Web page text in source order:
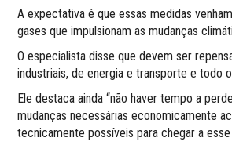
A expectativa é que essas medidas
gases que impulsionam as mudanças
O especialista disse que devem ser
industriais, de energia e transporte e todo
Ele destaca ainda “não haver tempo a
mudanças necessárias economicamente
tecnicamente possíveis para chegar a